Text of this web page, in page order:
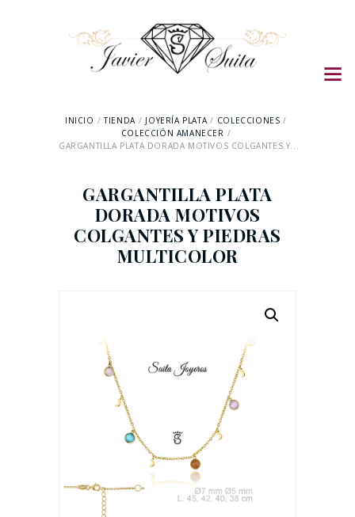
INICIO TIENDA JOYERÍA PLATA
COLECCIONES
COLECCIÓN AMANECER
GARGANTILLA PLATA DORADA MOTIVOS COLGANTES Y...
GARGANTILLA PLATA
DORADA MOTIVOS
COLGANTES Y PIEDRAS
MULTICOLOR